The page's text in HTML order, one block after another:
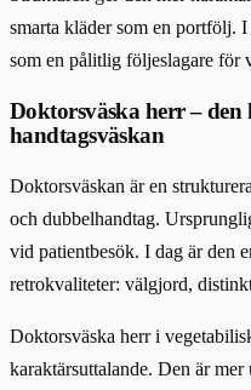
smarta kläder som en portfölj.
som en pålitlig följeslagare för
Doktorsväska herr – den
handtagsväskan
Doktorsväskan är en
och dubbelhandtag.
vid patientbesök. I dag är den
retrokvaliteter: välgjord,
Doktorsväska herr i
karaktärsuttalande. Den är